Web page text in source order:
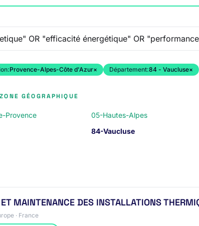
Provence-Alpes-Côte d'Azur× Département:84 - Vaucluse×
GÉOGRAPHIQUE
Provence 05-Hautes-Alpes
84-Vaucluse
MAINTENANCE DES INSTALLATIONS
· France